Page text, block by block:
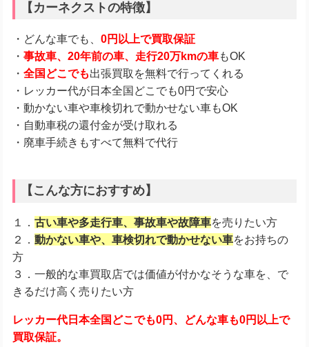
【カーネクストの特徴】
・どんな車でも、 0円以上で買取保証
・ 事故車、20年前の車、走行20万kmの車もOK
・ 全国どこでも出張買取を無料で行ってくれる
・レッカー代が日本全国どこでも0円で安心
・動かない車や車検切れで動かせない車もOK
・自動車税の還付金が受け取れる
・廃車手続きもすべて無料で代行
【こんな方におすすめ】
１． 古い車や多走行車、事故車や故障車を売りたい方
２． 動かない車や、車検切れで動かせない車をお持ちの
方
３．一般的な車買取店では価値が付かなそうな車を、で
きるだけ高く売りたい方
レッカー代日本全国どこでも0円、どんな車も0円以上で
買取保証。